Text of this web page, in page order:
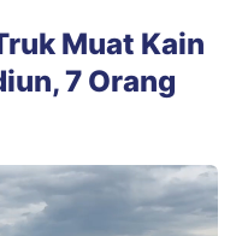
Muat Kain
7 Orang